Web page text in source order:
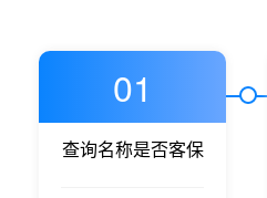
01
查询名称是否客保